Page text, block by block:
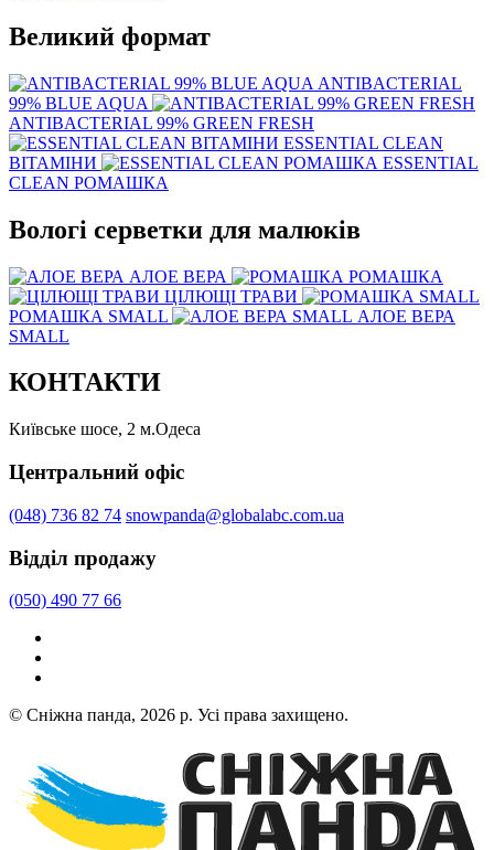
Великий формат
ANTIBACTERIAL
99% BLUE AQUA
ANTIBACTERIAL 99% GREEN FRESH
ESSENTIAL CLEAN
ВІТАМІНИ
ESSENTIAL
CLEAN РОМАШКА
Вологі серветки для малюків
АЛОЕ ВЕРА
РОМАШКА
ЦІЛЮЩІ ТРАВИ
РОМАШКА SMALL
АЛОЕ ВЕРА
SMALL
КОНТАКТИ
Київське шосе, 2 м.Одеса
Центральний офіс
(048) 736 82 74 snowpanda@globalabc.com.ua
Відділ продажу
(050) 490 77 66
© Сніжна панда, 2026 р. Усі права захищено.